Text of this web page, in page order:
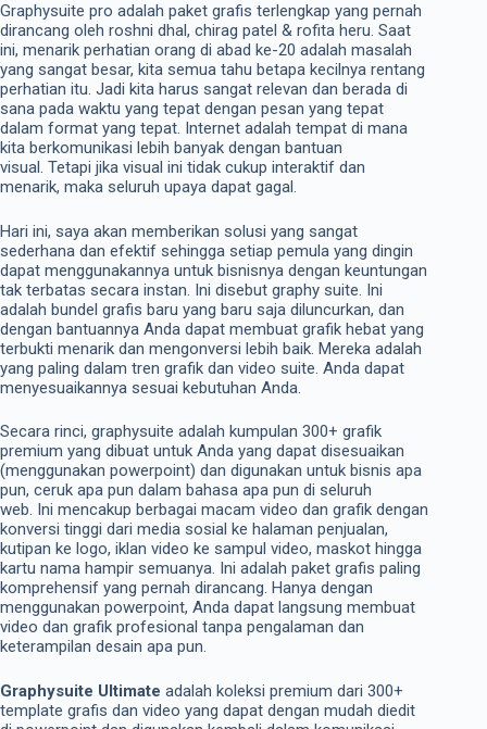
Graphysuite pro adalah paket grafis terlengkap yang pernah
dirancang oleh roshni dhal, chirag patel & rofita heru. Saat
ini, menarik perhatian orang di abad ke-20 adalah masalah
yang sangat besar, kita semua tahu betapa kecilnya rentang
perhatian itu. Jadi kita harus sangat relevan dan berada di
sana pada waktu yang tepat dengan pesan yang tepat
dalam format yang tepat. Internet adalah tempat di mana
kita berkomunikasi lebih banyak dengan bantuan
visual. Tetapi jika visual ini tidak cukup interaktif dan
menarik, maka seluruh upaya dapat gagal.
Hari ini, saya akan memberikan solusi yang sangat
sederhana dan efektif sehingga setiap pemula yang dingin
dapat menggunakannya untuk bisnisnya dengan keuntungan
tak terbatas secara instan. Ini disebut graphy suite. Ini
adalah bundel grafis baru yang baru saja diluncurkan, dan
dengan bantuannya Anda dapat membuat grafik hebat yang
terbukti menarik dan mengonversi lebih baik. Mereka adalah
yang paling dalam tren grafik dan video suite. Anda dapat
menyesuaikannya sesuai kebutuhan Anda.
Secara rinci, graphysuite adalah kumpulan 300+ grafik
premium yang dibuat untuk Anda yang dapat disesuaikan
(menggunakan powerpoint) dan digunakan untuk bisnis apa
pun, ceruk apa pun dalam bahasa apa pun di seluruh
web. Ini mencakup berbagai macam video dan grafik dengan
konversi tinggi dari media sosial ke halaman penjualan,
kutipan ke logo, iklan video ke sampul video, maskot hingga
kartu nama hampir semuanya. Ini adalah paket grafis paling
komprehensif yang pernah dirancang. Hanya dengan
menggunakan powerpoint, Anda dapat langsung membuat
video dan grafik profesional tanpa pengalaman dan
keterampilan desain apa pun.
Graphysuite Ultimate adalah koleksi premium dari 300+
template grafis dan video yang dapat dengan mudah diedit